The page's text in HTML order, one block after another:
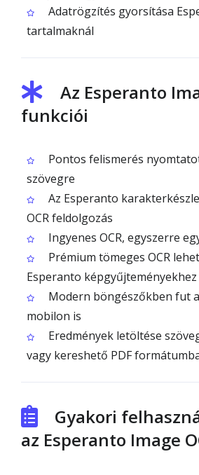
Adatrögzítés gyorsítása
tartalmaknál
Az Esperanto
funkciói
Pontos felismerés
szövegre
Az Esperanto
OCR feldolgozás
Ingyenes OCR, egyszerre
Prémium tömeges OCR
Esperanto képgyűjteményekhez
Modern böngészőkben fut
mobilon is
Eredmények letöltése
vagy kereshető PDF
Gyakori
az Esperanto Image